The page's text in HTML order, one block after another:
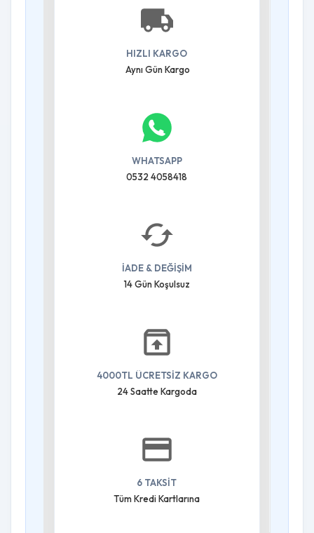
HIZLI KARGO
Aynı Gün Kargo
WHATSAPP
0532 4058418
İADE & DEĞİŞİM
14 Gün Koşulsuz
4000TL ÜCRETSİZ KARGO
24 Saatte Kargoda
6 TAKSİT
Tüm Kredi Kartlarına